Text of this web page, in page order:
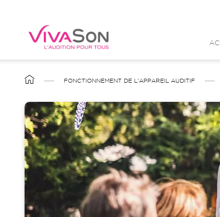
contenu
FIL
FONCTIONNEMENT DE L'APPAREIL AUDITIF
Image